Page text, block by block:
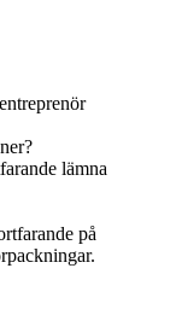
lämna
på